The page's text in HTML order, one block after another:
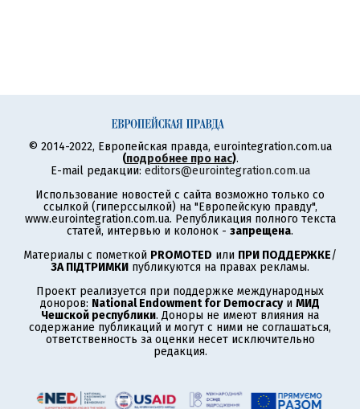
© 2014-2022, Европейская правда, eurointegration.com.ua
(подробнее про нас).
E-mail редакции: editors@eurointegration.com.ua
Использование новостей с сайта возможно только со
ссылкой (гиперссылкой) на "Европейскую правду",
www.eurointegration.com.ua. Републикация полного текста
статей, интервью и колонок - запрещена.
Материалы с пометкой PROMOTED или ПРИ ПОДДЕРЖКЕ/
ЗА ПІДТРИМКИ публикуются на правах рекламы.
Проект реализуется при поддержке международных
доноров: National Endowment for Democracyи МИД
Чешской республики. Доноры не имеют влияния на
содержание публикаций и могут с ними не соглашаться,
ответственность за оценки несет исключительно
редакция.